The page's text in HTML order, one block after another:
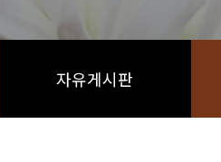
자유게시판